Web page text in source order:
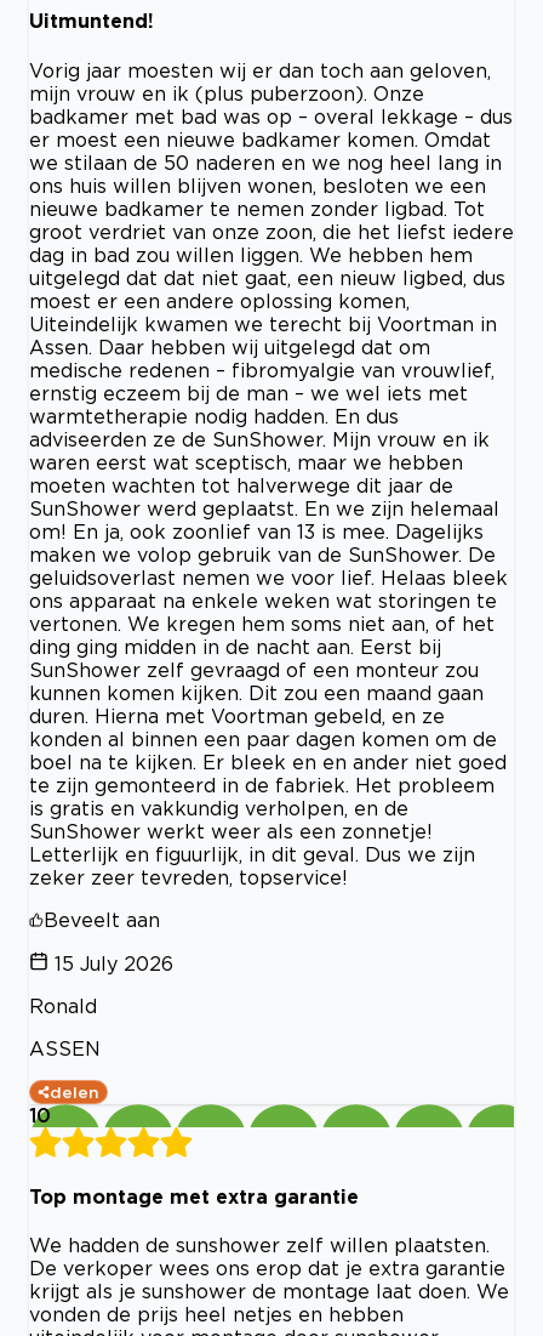
Uitmuntend!
Vorig jaar moesten wij er dan toch aan geloven,
mijn vrouw en ik (plus puberzoon). Onze
badkamer met bad was op – overal lekkage – dus
er moest een nieuwe badkamer komen. Omdat
we stilaan de 50 naderen en we nog heel lang in
ons huis willen blijven wonen, besloten we een
nieuwe badkamer te nemen zonder ligbad. Tot
groot verdriet van onze zoon, die het liefst iedere
dag in bad zou willen liggen. We hebben hem
uitgelegd dat dat niet gaat, een nieuw ligbed, dus
moest er een andere oplossing komen,
Uiteindelijk kwamen we terecht bij Voortman in
Assen. Daar hebben wij uitgelegd dat om
medische redenen – fibromyalgie van vrouwlief,
ernstig eczeem bij de man – we wel iets met
warmtetherapie nodig hadden. En dus
adviseerden ze de SunShower. Mijn vrouw en ik
waren eerst wat sceptisch, maar we hebben
moeten wachten tot halverwege dit jaar de
SunShower werd geplaatst. En we zijn helemaal
om! En ja, ook zoonlief van 13 is mee. Dagelijks
maken we volop gebruik van de SunShower. De
geluidsoverlast nemen we voor lief. Helaas bleek
ons apparaat na enkele weken wat storingen te
vertonen. We kregen hem soms niet aan, of het
ding ging midden in de nacht aan. Eerst bij
SunShower zelf gevraagd of een monteur zou
kunnen komen kijken. Dit zou een maand gaan
duren. Hierna met Voortman gebeld, en ze
konden al binnen een paar dagen komen om de
boel na te kijken. Er bleek en en ander niet goed
te zijn gemonteerd in de fabriek. Het probleem
is gratis en vakkundig verholpen, en de
SunShower werkt weer als een zonnetje!
Letterlijk en figuurlijk, in dit geval. Dus we zijn
zeker zeer tevreden, topservice!
Beveelt aan
15 July 2026
Ronald
ASSEN
delen
10
Top montage met extra garantie
We hadden de sunshower zelf willen plaatsten.
De verkoper wees ons erop dat je extra garantie
krijgt als je sunshower de montage laat doen. We
vonden de prijs heel netjes en hebben